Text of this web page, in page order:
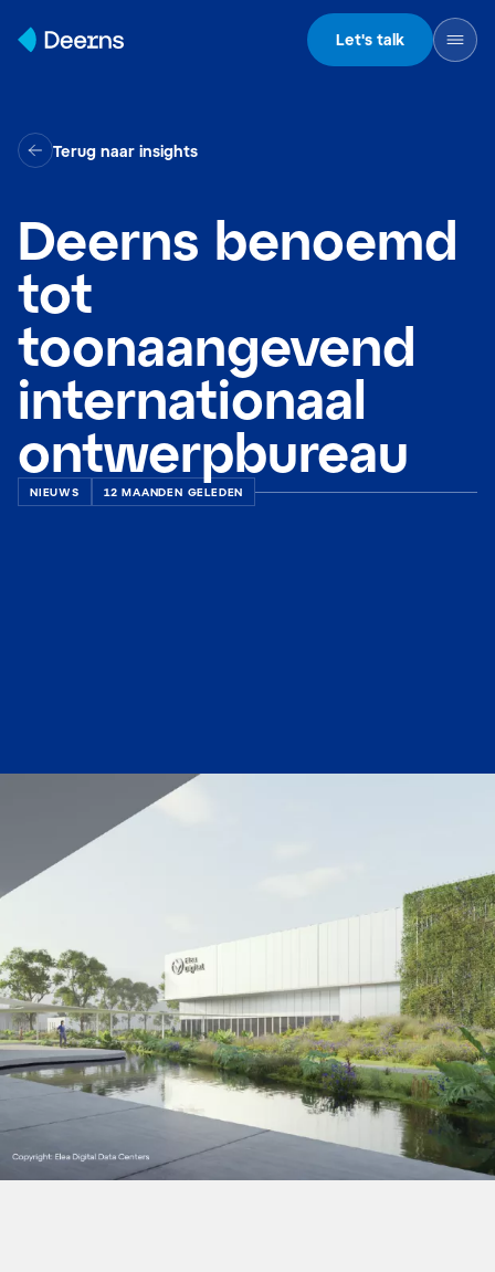
Let's talk
Terug naar insights
Deerns benoemd
tot
toonaangevend
internationaal
ontwerpbureau
NIEUWS 12 MAANDEN GELEDEN